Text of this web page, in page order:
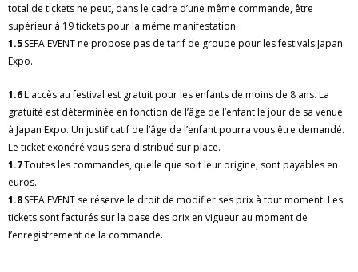
total de tickets ne peut, dans le cadre d’une même commande, être
supérieur à 19 tickets pour la même manifestation.
1.5SEFA EVENT ne propose pas de tarif de groupe pour les festivals Japan
Expo.
1.6L'accès au festival est gratuit pour les enfants de moins de 8 ans. La
gratuité est déterminée en fonction de l’âge de l’enfant le jour de sa venue
à Japan Expo. Un justificatif de l’âge de l’enfant pourra vous être demandé.
Le ticket exonéré vous sera distribué sur place.
1.7Toutes les commandes, quelle que soit leur origine, sont payables en
euros.
1.8SEFA EVENT se réserve le droit de modifier ses prix à tout moment. Les
tickets sont facturés sur la base des prix en vigueur au moment de
l’enregistrement de la commande.